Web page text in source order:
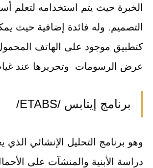
الخبرة حيث يتم استخدامه لتعلم
التصميم. وله فائدة إضافية حيث
كتطبيق موجود على الهاتف
عرض الرسومات وتحريرها عند
برنامج إيتابس /ETABS/
وهو برنامج التحليل الإنشائي
دراسة الأبنية والمنشآت على